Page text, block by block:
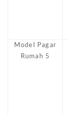
Model Pagar
Rumah 5